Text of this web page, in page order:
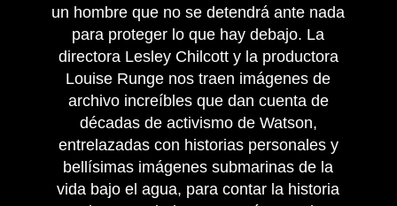
un hombre que no se detendrá ante nada
para proteger lo que hay debajo. La
directora Lesley Chilcott y la productora
Louise Runge nos traen imágenes de
archivo increíbles que dan cuenta de
décadas de activismo de Watson,
entrelazadas con historias personales y
bellísimas imágenes submarinas de la
vida bajo el agua, para contar la historia